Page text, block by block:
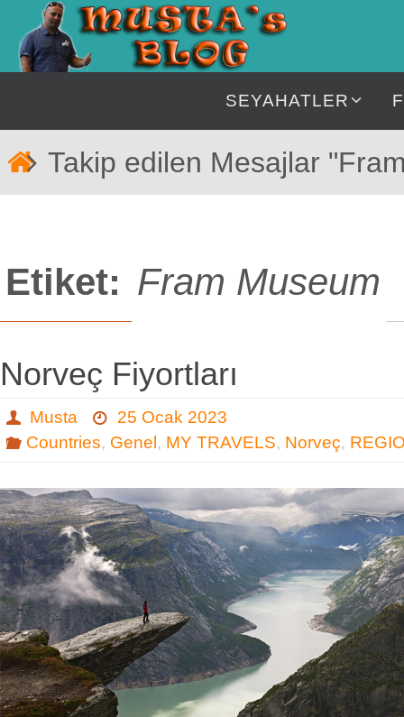
İçeriğe
geç
SEYAHATLER
Takip edilen Mesajlar
Etiket: Fram Museum
Norveç Fiyortları
Musta
25 Ocak 2023
Countries, Genel , MY TRAVELS, Norveç,